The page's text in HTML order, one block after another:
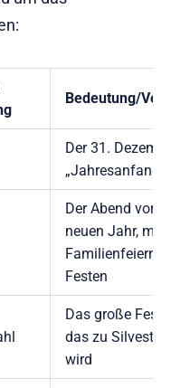
Bedeutung/
Der 31.
„Jahresanfang“
Der Abend vor
neuen Jahr, mit
Familienfeiern
Festen
Das große
das zu Silvester
wird